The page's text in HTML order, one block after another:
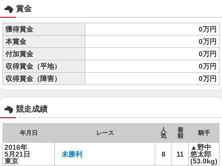
賞金
獲得賞金
0万円
本賞金
0万円
付加賞金
0万円
収得賞金（平地）
0万円
収得賞金（障害）
0万円
競走成績
年月日 レース
人
気
着
順
騎手
2016年
5月21日
東京
未勝利 8 11
▲野中
悠太郎
(53.0kg)